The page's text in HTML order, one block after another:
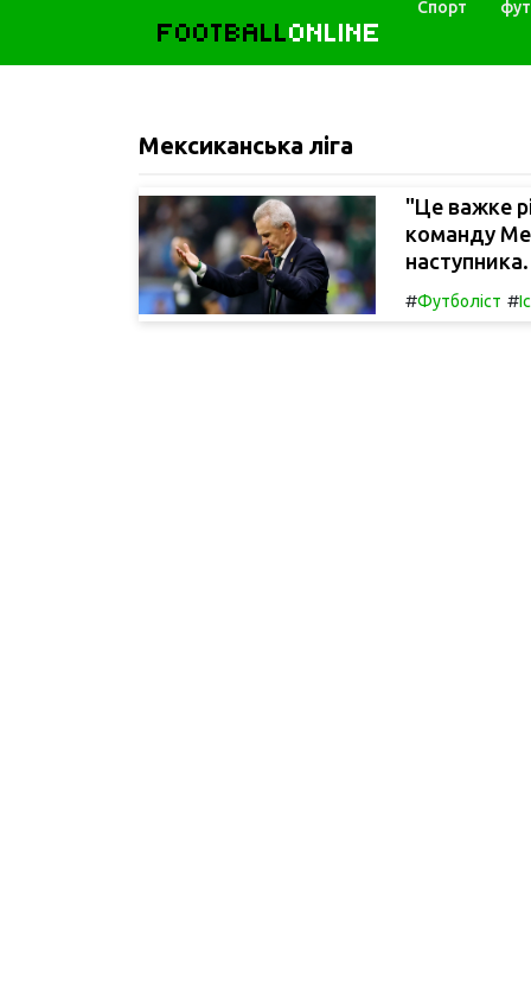
FOOTBALLONLINE
Спорт
Мексиканська ліга
"Це важке
команду
наступника.
#Футболіст #